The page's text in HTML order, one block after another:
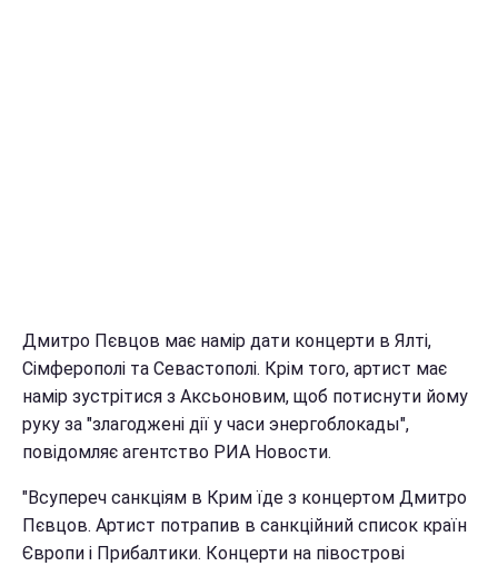
Дмитро Пєвцов має намір дати концерти в Ялті,
Сімферополі та Севастополі. Крім того, артист має
намір зустрітися з Аксьоновим, щоб потиснути йому
руку за "злагоджені дії у часи энергоблокады",
повідомляє агентство РИА Новости.
"Всупереч санкціям в Крим їде з концертом Дмитро
Пєвцов. Артист потрапив в санкційний список країн
Європи і Прибалтики. Концерти на півострові